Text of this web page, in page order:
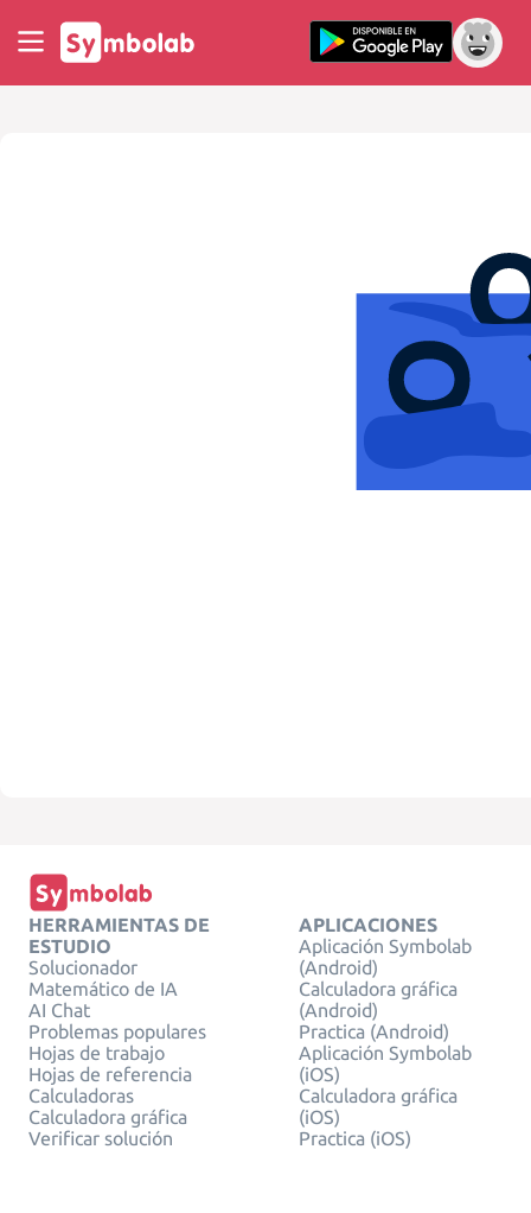
HERRAMIENTAS DE
ESTUDIO
Solucionador
Matemático de IA
AI Chat
Problemas populares
Hojas de trabajo
Hojas de referencia
Calculadoras
Calculadora gráfica
Verificar solución
APLICACIONES
Aplicación Symbolab
(Android)
Calculadora gráfica
(Android)
Practica (Android)
Aplicación Symbolab
(iOS)
Calculadora gráfica
(iOS)
Practica (iOS)